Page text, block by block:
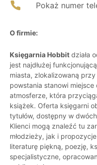
Pokaż numer
O firmie:
Księgarnia Hobbit działa
jest najdłużej
miasta, zlokalizowaną
powstania stanowi
atmosferze, która
książek. Oferta księgarni
tytułów, dostępny w
Klienci mogą znaleźć tu
młodzieży, jak i
literaturę piękną, poezję,
specjalistyczne,